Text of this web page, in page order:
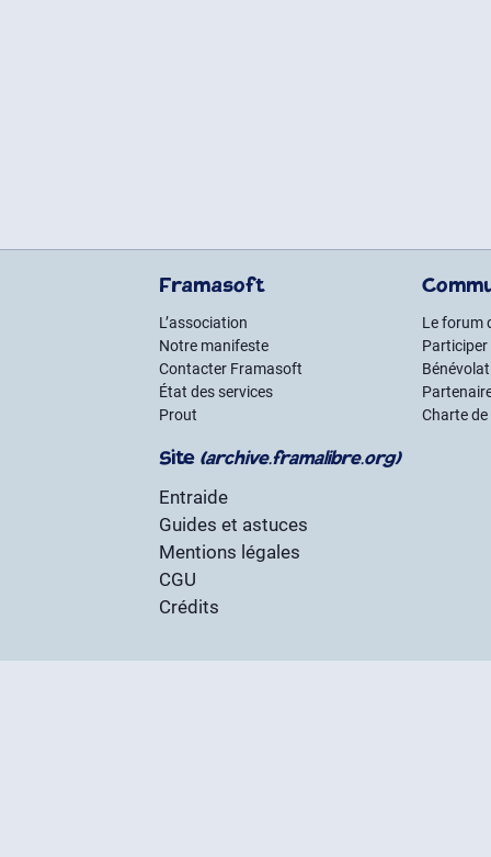
Framasoft
L’association
Notre manifeste
Contacter Framasoft
État des services
Prout
Le forum
Participer
Charte
Site (archive.framalibre.org)
Entraide
Guides et astuces
Mentions légales
CGU
Crédits